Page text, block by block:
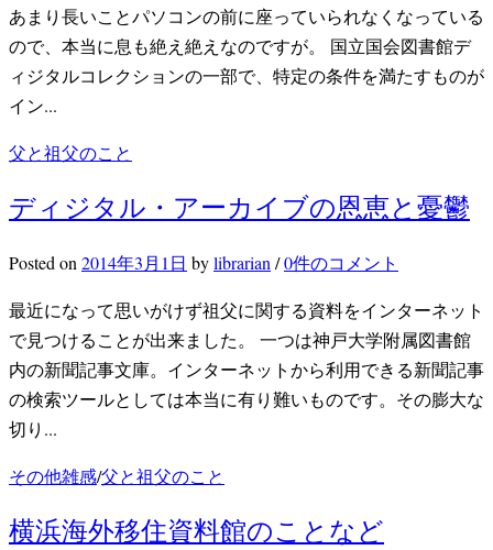
あまり長いことパソコンの前に座っていられなくなっている
ので、本当に息も絶え絶えなのですが。 国立国会図書館デ
ィジタルコレクションの一部で、特定の条件を満たすものが
イン...
父と祖父のこと
ディジタル・アーカイブの恩恵と憂鬱
Postedon2014年3月1日 bylibrarian/0件のコメント
最近になって思いがけず祖父に関する資料をインターネット
で見つけることが出来ました。 一つは神戸大学附属図書館
内の新聞記事文庫。インターネットから利用できる新聞記事
の検索ツールとしては本当に有り難いものです。その膨大な
切り...
その他雑感/父と祖父のこと
横浜海外移住資料館のことなど